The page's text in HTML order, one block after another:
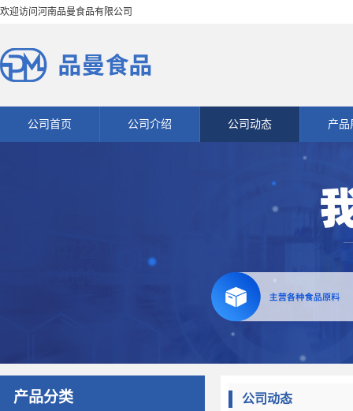
欢迎访问河南品曼食品有限公司
公司首页 公司介绍 公司动态 产品
产品分类 公司动态